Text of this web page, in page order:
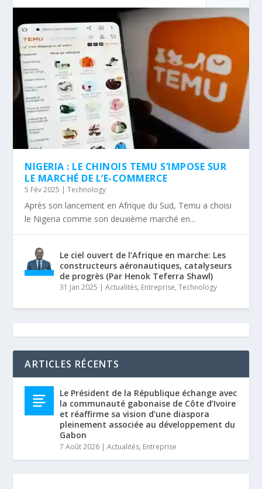
NIGERIA : LE CHINOIS TEMU S’IMPOSE SUR
LE MARCHÉ DE L’E-COMMERCE
5 Fév 2025 |Technology
Après son lancement en Afrique du Sud, Temu a choisi
le Nigeria comme son deuxième marché en...
Le ciel ouvert de l’Afrique en marche: Les
constructeurs aéronautiques, catalyseurs
de progrès (Par Henok Teferra Shawl)
31 Jan 2025 |Actualités, Entreprise,Technology
ARTICLES RÉCENTS
Le Président de la République échange avec
la communauté gabonaise de Côte d’Ivoire
et réaffirme sa vision d’une diaspora
pleinement associée au développement du
Gabon
7 Août 2026 |Actualités, Entreprise